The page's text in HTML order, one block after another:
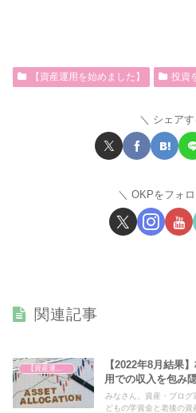
【資産運用を始めました】 投資
シェアす
OKPをフォ
関連記事
【2022年8月結果
用での収入を包み
みなさん、資産・ブログ
どもの学資金と老後の